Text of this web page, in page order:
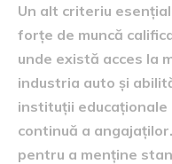
Un alt criteriu
forțe de muncă
unde există acces la
industria auto și
instituții
continuă a
pentru a menține